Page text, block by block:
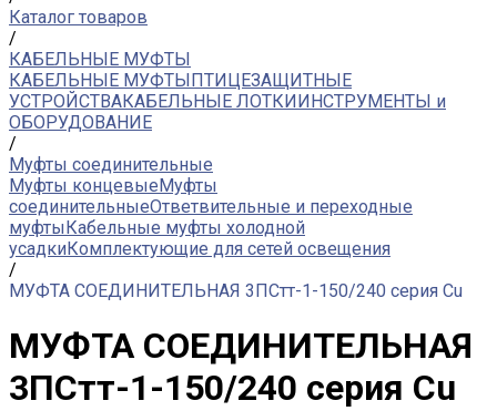
Каталог товаров
/
КАБЕЛЬНЫЕ МУФТЫ
КАБЕЛЬНЫЕ МУФТЫПТИЦЕЗАЩИТНЫЕ
УСТРОЙСТВАКАБЕЛЬНЫЕ ЛОТКИИНСТРУМЕНТЫ и
ОБОРУДОВАНИЕ
/
Муфты соединительные
Муфты концевыеМуфты
соединительныеОтветвительные и переходные
муфтыКабельные муфты холодной
усадкиКомплектующие для сетей освещения
/
МУФТА СОЕДИНИТЕЛЬНАЯ 3ПСтт-1-150/240 серия Cu
МУФТА СОЕДИНИТЕЛЬНАЯ
3ПСтт-1-150/240 серия Cu